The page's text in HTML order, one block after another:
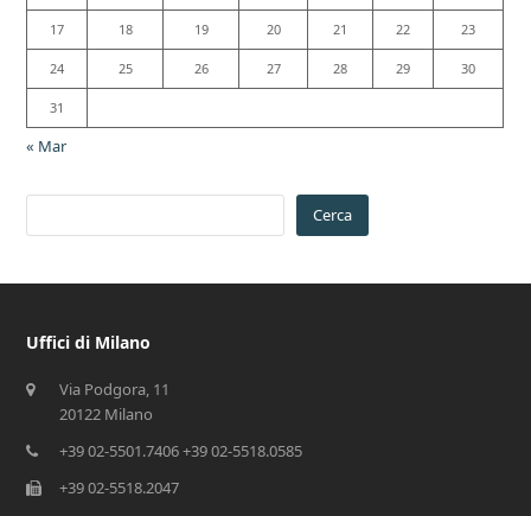
17 18 19 20 21 22 23
24 25 26 27 28 29 30
31
« Mar
Cerca
Uffici di Milano
Via Podgora, 11
20122 Milano
+39 02-5501.7406 +39 02-5518.0585
+39 02-5518.2047